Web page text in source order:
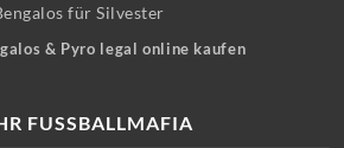
für Silvester
& Pyro legal online kaufen
FUSSBALLMAFIA